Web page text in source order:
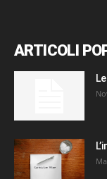
ARTICOLI